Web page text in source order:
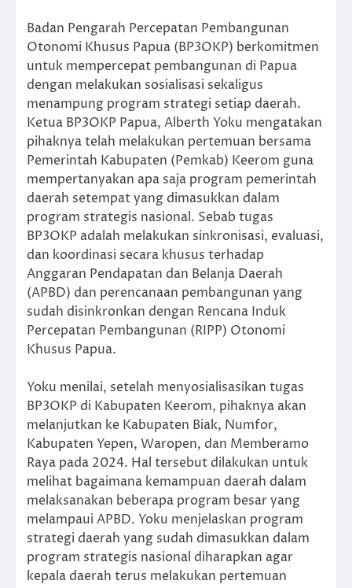
Badan Pengarah Percepatan Pembangunan
Otonomi Khusus Papua (BP3OKP) berkomitmen
untuk mempercepat pembangunan di Papua
dengan melakukan sosialisasi sekaligus
menampung program strategi setiap daerah.
Ketua BP3OKP Papua, Alberth Yoku mengatakan
pihaknya telah melakukan pertemuan bersama
Pemerintah Kabupaten (Pemkab) Keerom guna
mempertanyakan apa saja program pemerintah
daerah setempat yang dimasukkan dalam
program strategis nasional. Sebab tugas
BP3OKP adalah melakukan sinkronisasi, evaluasi,
dan koordinasi secara khusus terhadap
Anggaran Pendapatan dan Belanja Daerah
(APBD) dan perencanaan pembangunan yang
sudah disinkronkan dengan Rencana Induk
Percepatan Pembangunan (RIPP) Otonomi
Khusus Papua.
Yoku menilai, setelah menyosialisasikan tugas
BP3OKP di Kabupaten Keerom, pihaknya akan
melanjutkan ke Kabupaten Biak, Numfor,
Kabupaten Yepen, Waropen, dan Memberamo
Raya pada 2024. Hal tersebut dilakukan untuk
melihat bagaimana kemampuan daerah dalam
melaksanakan beberapa program besar yang
melampaui APBD. Yoku menjelaskan program
strategi daerah yang sudah dimasukkan dalam
program strategis nasional diharapkan agar
kepala daerah terus melakukan pertemuan